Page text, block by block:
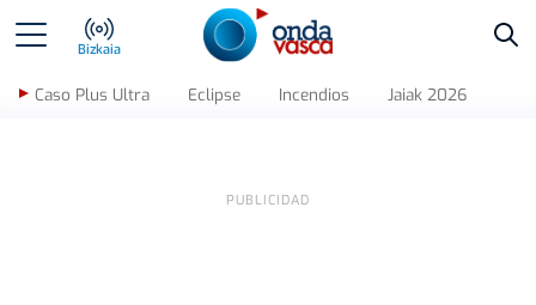
Bizkaia
Caso Plus Ultra Eclipse Incendios Jaiak 2026